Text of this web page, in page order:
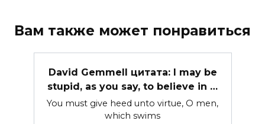
Вам также может понравиться
David Gemmell цитата: I may be
stupid, as you say, to believe in …
You must give heed unto virtue, O men,
which swims